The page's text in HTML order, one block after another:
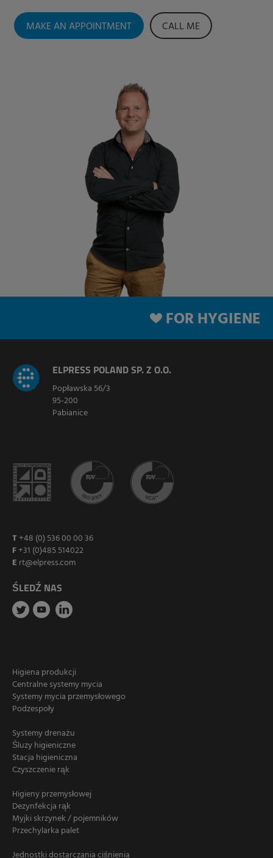
MAKE AN APPOINTMENT CALL ME
FOR HYGIENE
ELPRESS POLAND SP. Z O.O.
Popławska 56/3
95-200
Pabianice
T +48 (0) 536 00 00 36
F+31 (0)485 514022
E rt@elpress.com
ŚLEDŹ NAS
Higiena produkcji
Centralne systemy mycia
Systemy mycia przemysłowego
Podzespoły
Systemy drenażu
Śluzy higieniczne
Stacja higieniczna
Czyszczenie rąk
Higieny przemysłowej
Dezynfekcja rąk
Myjki skrzynek / pojemników
Przechylarka palet